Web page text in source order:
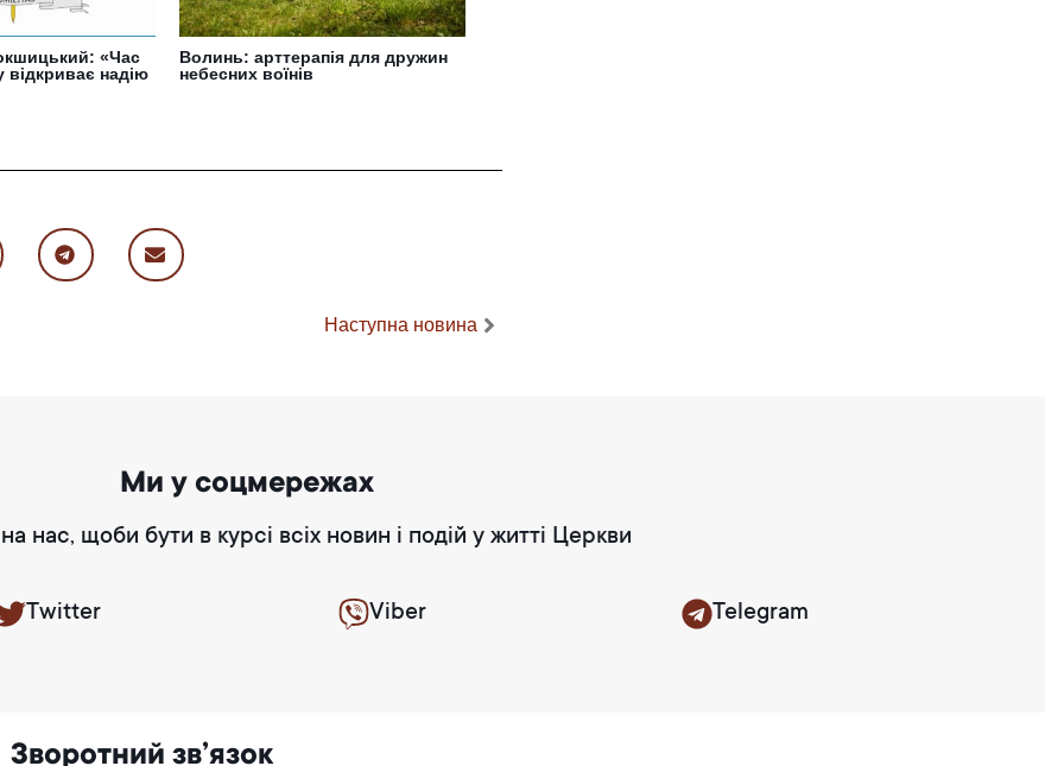
«Час
відкриває надію
Волинь: арттерапія для дружин
небесних воїнів
Наступна новина
Ми у соцмережах
нас, щоби бути в курсі всіх новин і подій у житті Церкви
Twitter Viber Telegram
Зворотний зв’язок